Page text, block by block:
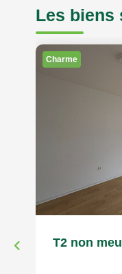
Les biens
Charme